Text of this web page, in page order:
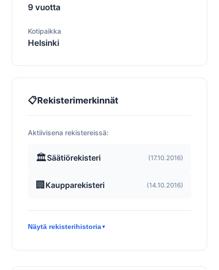
9 vuotta
Kotipaikka
Helsinki
📋Rekisterimerkinnät
Aktiivisena rekistereissä:
🏛️Säätiörekisteri (17.10.2016)
🏢 Kaupparekisteri (14.10.2016)
Näytä rekisterihistoria▼